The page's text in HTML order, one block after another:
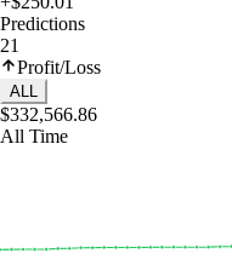
Predictions
21
Profit/Loss
ALL
$332,566.86
All Time